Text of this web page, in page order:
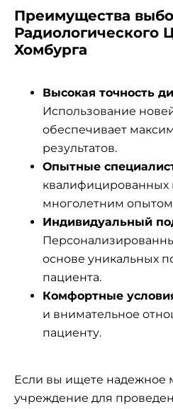
Преимущества
Радиологического
Хомбурга
Высокая точность
Использование
обеспечивает
результатов.
Опытные
квалифицированных
многолетним
Индивидуальный
основе уникальных
пациента.
Комфортные
и внимательное
пациенту.
Если вы ищете надежное
учреждение для